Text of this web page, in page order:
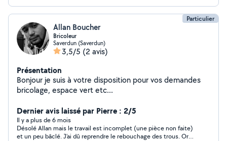
Particulier
Allan Boucher
Bricoleur
Saverdun (Saverdun)
3,5/5 (2 avis)
Présentation
Bonjour je suis à votre disposition pour vos demandes
bricolage, espace vert etc...
Dernier avis laissé par Pierre : 2/5
Il y a plus de 6 mois
Désolé Allan mais le travail est incomplet (une pièce non faite)
et un peu bâclé. J’ai dû reprendre le rebouchage des trous. Or